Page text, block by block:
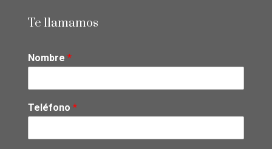
Te llamamos
Nombre *
Teléfono *